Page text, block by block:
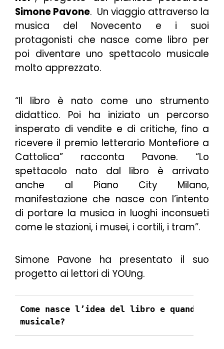
Simone Pavone. Un viaggio attraverso la
musica del Novecento e i suoi
protagonisti che nasce come libro per
poi diventare uno spettacolo musicale
molto apprezzato.
“Il libro è nato come uno strumento
didattico. Poi ha iniziato un percorso
insperato di vendite e di critiche, fino a
ricevere il premio letterario Montefiore a
Cattolica” racconta Pavone. “Lo
spettacolo nato dal libro è arrivato
anche al Piano City Milano,
manifestazione che nasce con l’intento
di portare la musica in luoghi inconsueti
come le stazioni, i musei, i cortili, i tram”.
Simone Pavone ha presentato il suo
progetto ai lettori di YOUng.
Come nasce l’idea del libro e quando
musicale?